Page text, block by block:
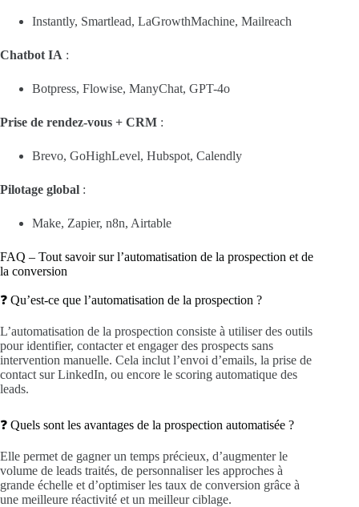
Instantly, Smartlead, LaGrowthMachine, Mailreach
Chatbot IA :
Botpress, Flowise, ManyChat, GPT-4o
Prise de rendez-vous + CRM :
Brevo, GoHighLevel, Hubspot, Calendly
Pilotage global :
Make, Zapier, n8n, Airtable
FAQ – Tout savoir sur l’automatisation de la prospection et de
la conversion
❓ Qu’est-ce que l’automatisation de la prospection ?
L’automatisation de la prospection consiste à utiliser des outils
pour identifier, contacter et engager des prospects sans
intervention manuelle. Cela inclut l’envoi d’emails, la prise de
contact sur LinkedIn, ou encore le scoring automatique des
leads.
❓ Quels sont les avantages de la prospection automatisée ?
Elle permet de gagner un temps précieux, d’augmenter le
volume de leads traités, de personnaliser les approches à
grande échelle et d’optimiser les taux de conversion grâce à
une meilleure réactivité et un meilleur ciblage.